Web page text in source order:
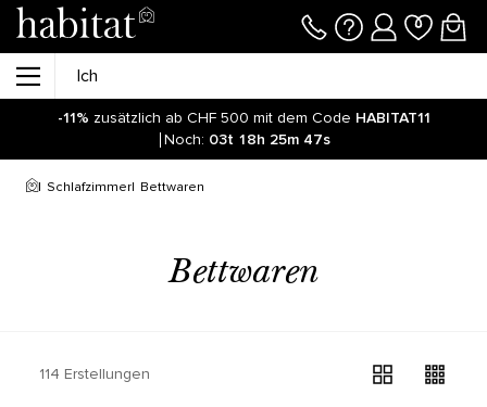
-11% zusätzlich ab CHF 500 mit dem Code HABITAT11
Noch: 03t 18h 25m 47s
Schlafzimmer Bettwaren
Bettwaren
114 Erstellungen